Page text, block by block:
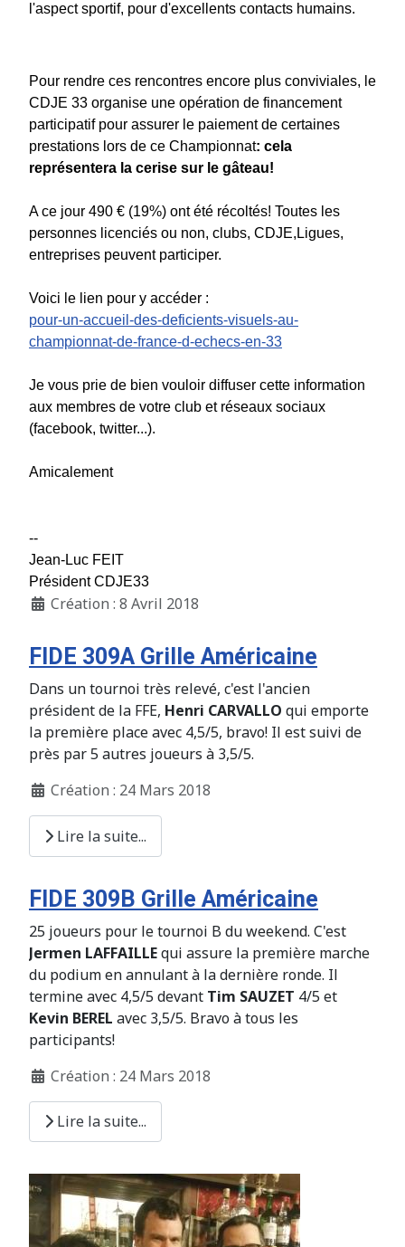
l'aspect sportif, pour d'excellents contacts humains.
Pour rendre ces rencontres encore plus conviviales, le
CDJE 33 organise une opération de financement
participatif pour assurer le paiement de certaines
prestations lors de ce Championnat: cela
représentera la cerise sur le gâteau!
A ce jour 490 € (19%) ont été récoltés! Toutes les
personnes licenciés ou non, clubs, CDJE,Ligues,
entreprises peuvent participer.
Voici le lien pour y accéder :
pour-un-accueil-des-deficients-visuels-au-
championnat-de-france-d-echecs-en-33
Je vous prie de bien vouloir diffuser cette information
aux membres de votre club et réseaux sociaux
(facebook, twitter...).
Amicalement
--
Jean-Luc FEIT
Président CDJE33
Création : 8 Avril 2018
FIDE 309A Grille Américaine
Dans un tournoi très relevé, c'est l'ancien
président de la FFE, Henri CARVALLO qui emporte
la première place avec 4,5/5, bravo! Il est suivi de
près par 5 autres joueurs à 3,5/5.
Création : 24 Mars 2018
Lire la suite...
FIDE 309B Grille Américaine
25 joueurs pour le tournoi B du weekend. C'est
Jermen LAFFAILLEqui assure la première marche
du podium en annulant à la dernière ronde. Il
termine avec 4,5/5 devant Tim SAUZET 4/5 et
Kevin BEREL avec 3,5/5. Bravo à tous les
participants!
Création : 24 Mars 2018
Lire la suite...